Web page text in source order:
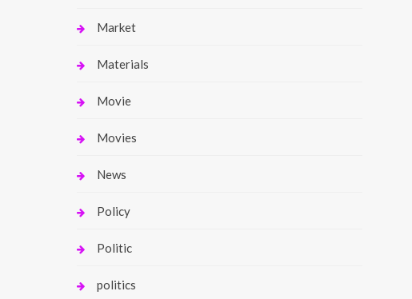
Market
Materials
Movie
Movies
News
Policy
Politic
politics